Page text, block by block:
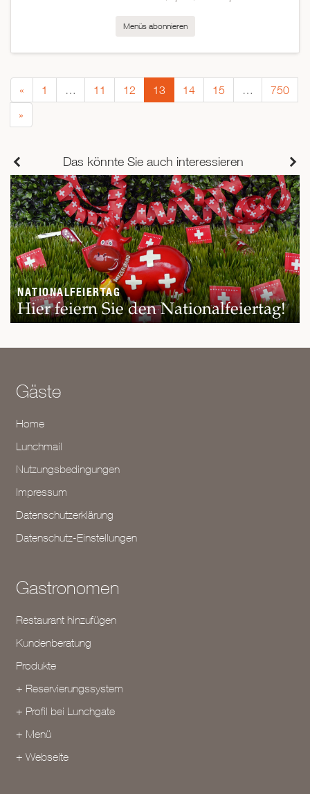
Menüs abonnieren
« 1 … 11 12 13 14 15 …
750
»
Das könnte Sie auch interessieren
NATIONALFEIERTAG
Hier feiern Sie den Nationalfeiertag!
Gäste
Home
Lunchmail
Nutzungsbedingungen
Impressum
Datenschutzerklärung
Datenschutz-Einstellungen
Gastronomen
Restaurant hinzufügen
Kundenberatung
Produkte
+ Reservierungssystem
+ Profil bei Lunchgate
+ Menü
+ Webseite